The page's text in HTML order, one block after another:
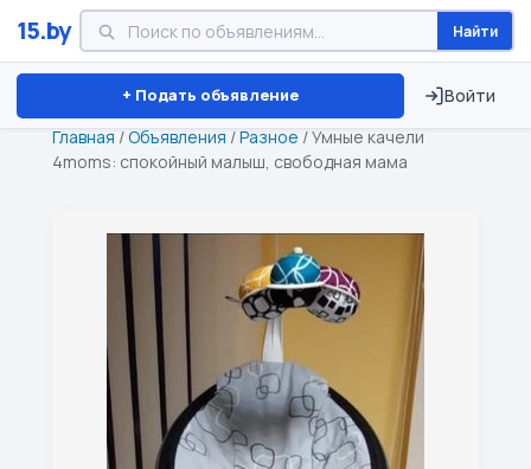
15.by Найти
+ Подать объявление Войти
Минск Витебск Брест ⏱ ТОЛЬКО 15 ДНЕЙ
Главная /Объявления /Разное /Умные качели
4moms: спокойный малыш, свободная мама